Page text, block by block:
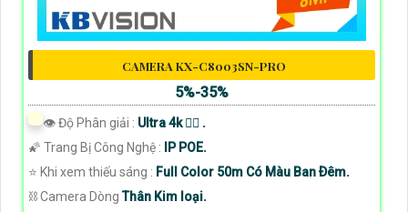
CAMERA KX-C8003SN-PRO
5%-35%
👁 Độ Phân giải : Ultra 4k 👍🏾 .
🌠 Trang Bị Công Nghệ :
IP POE.
⭐ Khi xem thiếu sáng : Full Color 50m Có Màu Ban Ðêm.
⛓ Camera DòngThân Kim loại.